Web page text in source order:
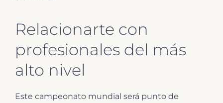
Relacionarte con
profesionales del más
alto nivel
Este campeonato mundial será punto de